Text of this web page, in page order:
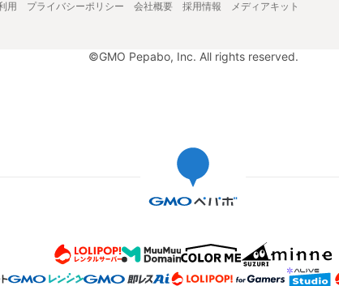
用 プライバシーポリシー 会社概要 採用情報 メディアキット
©GMO Pepabo, Inc. All rights reserved.